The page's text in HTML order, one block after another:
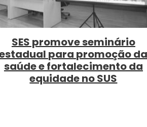
SES realiza capacitação sobre
inspeção em sistemas de
abastecimento de água